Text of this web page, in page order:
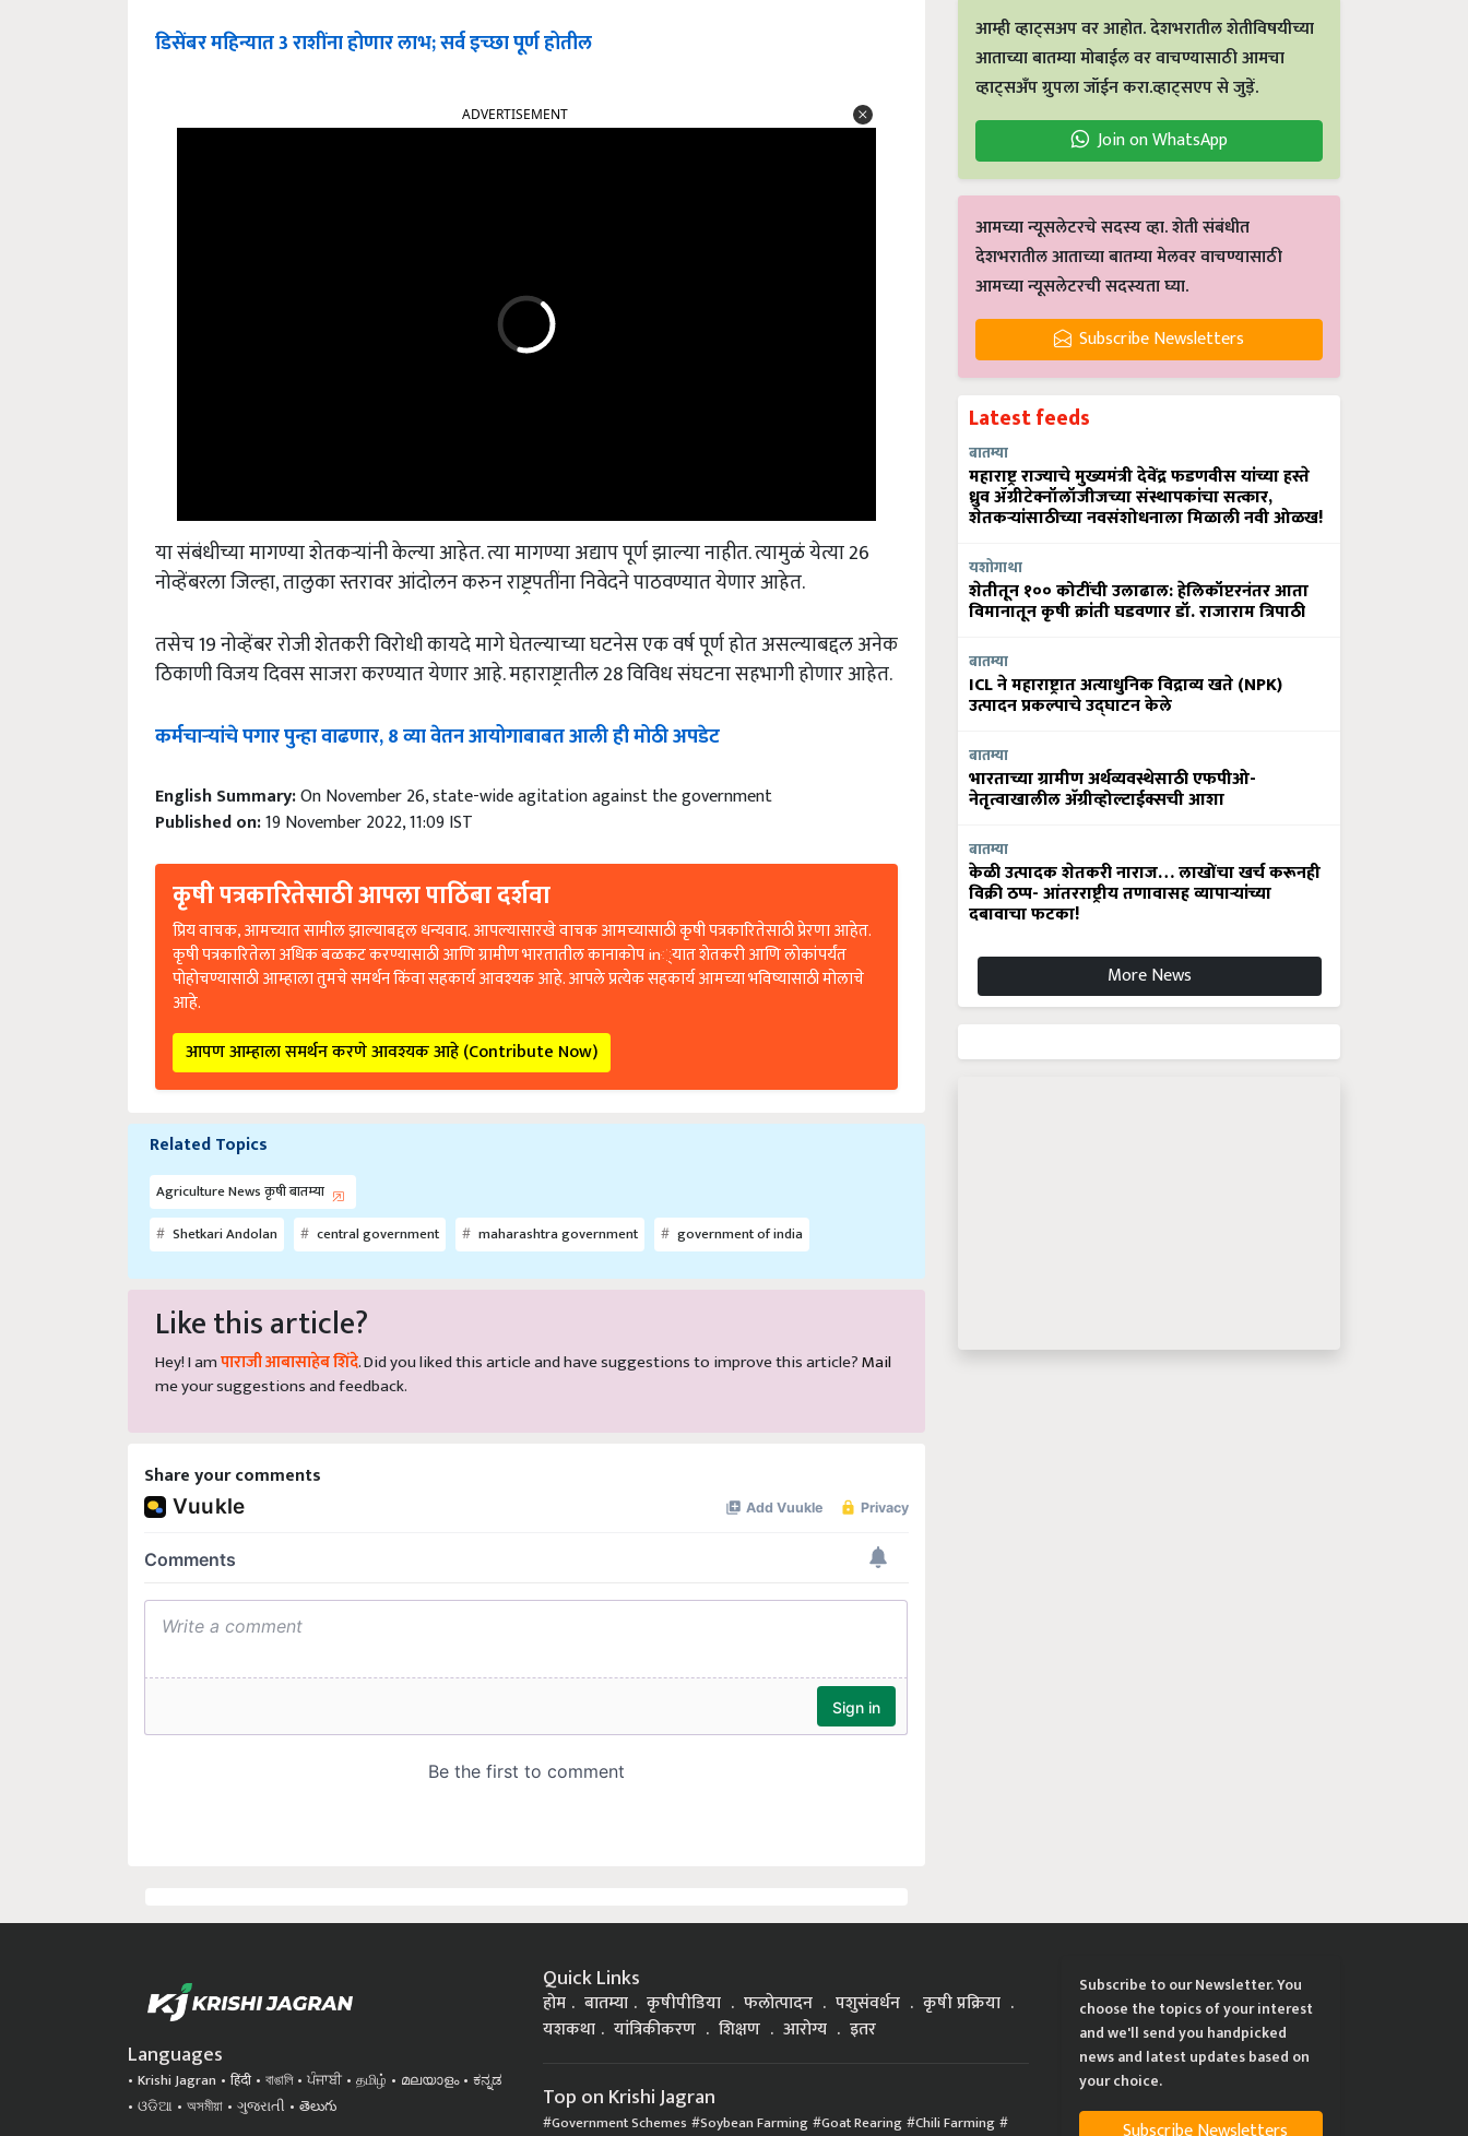
डिसेंबर महिन्यात 3 राशींना होणार लाभ; सर्व इच्छा पूर्ण होतील
या संबंधीच्या मागण्या शेतकऱ्यांनी केल्या आहेत. त्या मागण्या अद्याप पूर्ण झाल्या नाहीत. त्यामुळं येत्या 26
नोव्हेंबरला जिल्हा, तालुका स्तरावर आंदोलन करुन राष्ट्रपतींना निवेदने पाठवण्यात येणार आहेत.
तसेच 19 नोव्हेंबर रोजी शेतकरी विरोधी कायदे मागे घेतल्याच्या घटनेस एक वर्ष पूर्ण होत असल्याबद्दल अनेक
ठिकाणी विजय दिवस साजरा करण्यात येणार आहे. महाराष्ट्रातील 28 विविध संघटना सहभागी होणार आहेत.
कर्मचाऱ्यांचे पगार पुन्हा वाढणार, 8 व्या वेतन आयोगाबाबत आली ही मोठी अपडेट
English Summary: On November 26, state-wide agitation against the government
Published on:19 November 2022, 11:09 IST
कृषी पत्रकारितेसाठी आपला पाठिंबा दर्शवा
प्रिय वाचक, आमच्यात सामील झाल्याबद्दल धन्यवाद. आपल्यासारखे वाचक आमच्यासाठी कृषी पत्रकारितेसाठी प्रेरणा आहेत.
कृषी पत्रकारितेला अधिक बळकट करण्यासाठी आणि ग्रामीण भारतातील कानाकोप in्यात शेतकरी आणि लोकांपर्यंत
पोहोचण्यासाठी आम्हाला तुमचे समर्थन किंवा सहकार्य आवश्यक आहे. आपले प्रत्येक सहकार्य आमच्या भविष्यासाठी मोलाचे
आहे.
आपण आम्हाला समर्थन करणे आवश्यक आहे (Contribute Now)
Related Topics
Agriculture News कृषी बातम्या
Shetkari Andolan
central government maharashtra government government of india
Like this article?
Hey! I am पाराजी आबासाहेब शिंदे . Did you liked this article and have suggestions to improve this article? Mail
me your suggestions and feedback.
Share your comments
आम्ही व्हाट्सअप वर आहोत. देशभरातील शेतीविषयीच्या
आताच्या बातम्या मोबाईल वर वाचण्यासाठी आमचा
व्हाट्सअँप ग्रुपला जॉईन करा.व्हाट्सएप से जुड़ें.
Join on WhatsApp
आमच्या न्यूसलेटरचे सदस्य व्हा. शेती संबंधीत
देशभरातील आताच्या बातम्या मेलवर वाचण्यासाठी
आमच्या न्यूसलेटरची सदस्यता घ्या.
Subscribe Newsletters
Latest feeds
बातम्या
महाराष्ट्र राज्याचे मुख्यमंत्री देवेंद्र फडणवीस यांच्या हस्ते
ध्रुव ॲग्रीटेक्नॉलॉजीजच्या संस्थापकांचा सत्कार,
शेतकऱ्यांसाठीच्या नवसंशोधनाला मिळाली नवी ओळख!
यशोगाथा
शेतीतून १०० कोटींची उलाढाल: हेलिकॉप्टरनंतर आता
विमानातून कृषी क्रांती घडवणार डॉ. राजाराम त्रिपाठी
बातम्या
ICL ने महाराष्ट्रात अत्याधुनिक विद्राव्य खते (NPK)
उत्पादन प्रकल्पाचे उद्घाटन केले
बातम्या
भारताच्या ग्रामीण अर्थव्यवस्थेसाठी एफपीओ-
नेतृत्वाखालील अ‍ॅग्रीव्होल्टाईक्सची आशा
बातम्या
केळी उत्पादक शेतकरी नाराज… लाखोंचा खर्च करूनही
विक्री ठप्प- आंतरराष्ट्रीय तणावासह व्यापाऱ्यांच्या
दबावाचा फटका!
More News
Languages
Krishi Jagran हिंदी বাঙালি ਪੰਜਾਬੀ தமிழ் മലയാളം
ಕನ್ನಡ
ଓଡିଆ
অসমীয়া ગુજરાતી తెలుగు
Quick Links
होम बातम्या कृषीपीडिया फलोत्पादन पशुसंवर्धन
कृषी प्रक्रिया
यशकथा
यांत्रिकीकरण शिक्षण आरोग्य इतर
Top on Krishi Jagran
Government Schemes Soybean Farming Goat Rearing
Chili Farming
Subscribe to our Newsletter. You
choose the topics of your interest
and we'll send you handpicked
news and latest updates based on
your choice.
Subscribe Newsletters